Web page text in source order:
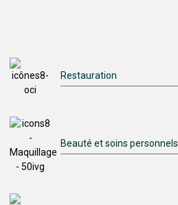
Restauration
Beauté et soins personnels